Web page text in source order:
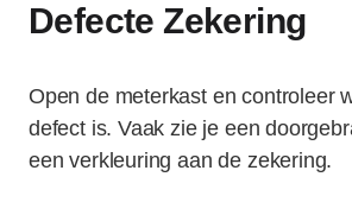
Defecte Zekering
Open de meterkast en controleer
defect is. Vaak zie je een
een verkleuring aan de zekering.